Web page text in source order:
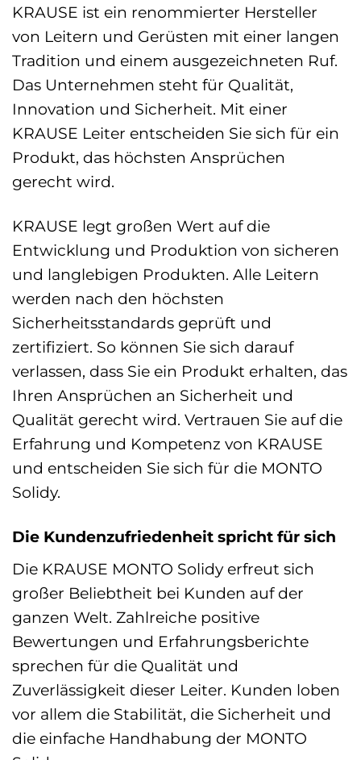
KRAUSE ist ein renommierter Hersteller
von Leitern und Gerüsten mit einer langen
Tradition und einem ausgezeichneten Ruf.
Das Unternehmen steht für Qualität,
Innovation und Sicherheit. Mit einer
KRAUSE Leiter entscheiden Sie sich für ein
Produkt, das höchsten Ansprüchen
gerecht wird.
KRAUSE legt großen Wert auf die
Entwicklung und Produktion von sicheren
und langlebigen Produkten. Alle Leitern
werden nach den höchsten
Sicherheitsstandards geprüft und
zertifiziert. So können Sie sich darauf
verlassen, dass Sie ein Produkt erhalten, das
Ihren Ansprüchen an Sicherheit und
Qualität gerecht wird. Vertrauen Sie auf die
Erfahrung und Kompetenz von KRAUSE
und entscheiden Sie sich für die MONTO
Solidy.
Die Kundenzufriedenheit spricht für sich
Die KRAUSE MONTO Solidy erfreut sich
großer Beliebtheit bei Kunden auf der
ganzen Welt. Zahlreiche positive
Bewertungen und Erfahrungsberichte
sprechen für die Qualität und
Zuverlässigkeit dieser Leiter. Kunden loben
vor allem die Stabilität, die Sicherheit und
die einfache Handhabung der MONTO